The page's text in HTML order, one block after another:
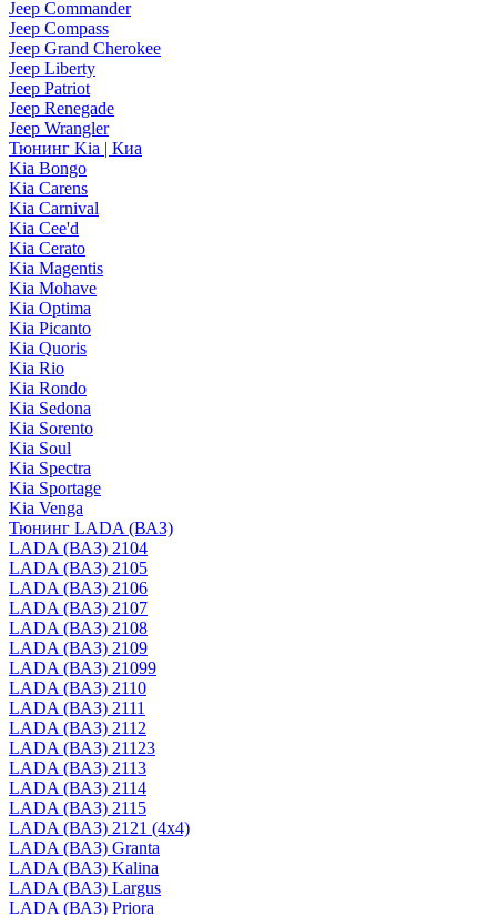
Jeep Commander
Jeep Compass
Jeep Grand Cherokee
Jeep Liberty
Jeep Patriot
Jeep Renegade
Jeep Wrangler
Тюнинг Kia | Киа
Kia Bongo
Kia Carens
Kia Carnival
Kia Cee'd
Kia Cerato
Kia Magentis
Kia Mohave
Kia Optima
Kia Picanto
Kia Quoris
Kia Rio
Kia Rondo
Kia Sedona
Kia Sorento
Kia Soul
Kia Spectra
Kia Sportage
Kia Venga
Тюнинг LADA (ВАЗ)
LADA (ВАЗ) 2104
LADA (ВАЗ) 2105
LADA (ВАЗ) 2106
LADA (ВАЗ) 2107
LADA (ВАЗ) 2108
LADA (ВАЗ) 2109
LADA (ВАЗ) 21099
LADA (ВАЗ) 2110
LADA (ВАЗ) 2111
LADA (ВАЗ) 2112
LADA (ВАЗ) 21123
LADA (ВАЗ) 2113
LADA (ВАЗ) 2114
LADA (ВАЗ) 2115
LADA (ВАЗ) 2121 (4x4)
LADA (ВАЗ) Granta
LADA (ВАЗ) Kalina
LADA (ВАЗ) Largus
LADA (ВАЗ) Priora